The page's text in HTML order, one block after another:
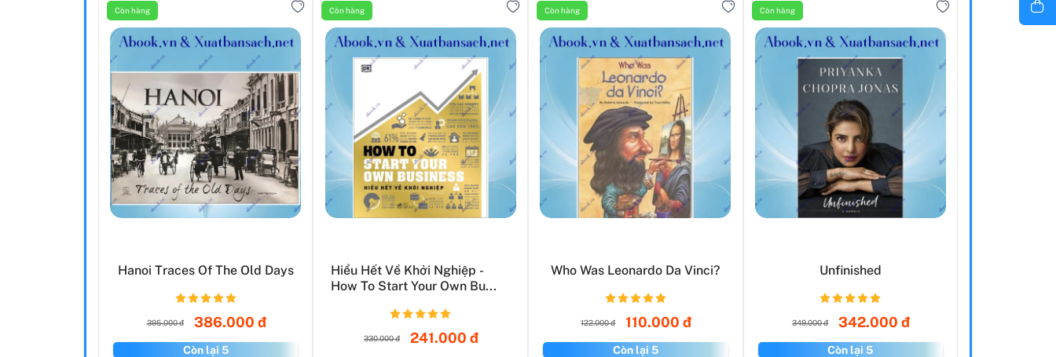
Còn hàng
Hanoi Traces Of The Old Days
395.000 đ 386.000 đ
Còn lại 5
Còn hàng
Hiểu Hết Về Khởi Nghiệp -
How To Start Your Own Bu...
330.000 đ 241.000 đ
Còn hàng
Who Was Leonardo Da Vinci?
122.000 đ 110.000 đ
Còn lại 5
Còn hàng
Unfinished
349.000 đ 342.000 đ
Còn lại 5